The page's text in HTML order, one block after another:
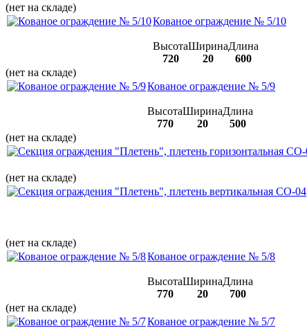
(нет на складе)
Кованое ограждение № 5/10
ВысотаШиринаДлина
720
20
600
(нет на складе)
Кованое ограждение № 5/9
ВысотаШиринаДлина
770
20
500
(нет на складе)
(нет на складе)
(нет на складе)
Кованое ограждение № 5/8
ВысотаШиринаДлина
770
20
700
(нет на складе)
Кованое ограждение № 5/7